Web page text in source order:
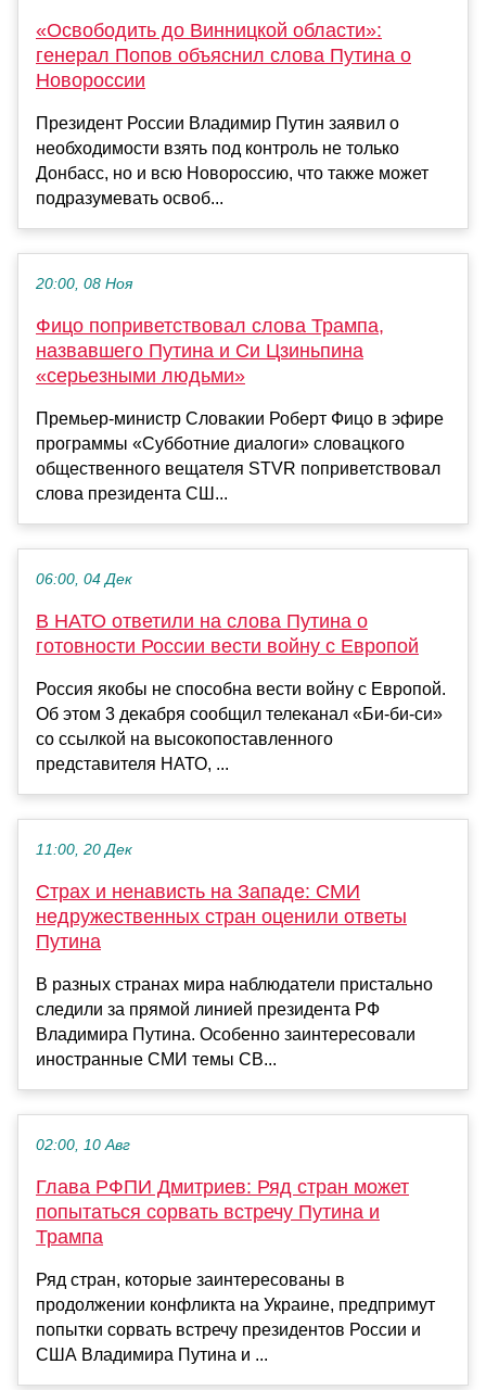
«Освободить до Винницкой области»:
генерал Попов объяснил слова Путина о
Новороссии
Президент России Владимир Путин заявил о
необходимости взять под контроль не только
Донбасс, но и всю Новороссию, что также может
подразумевать освоб...
20:00, 08 Ноя
Фицо поприветствовал слова Трампа,
назвавшего Путина и Си Цзиньпина
«серьезными людьми»
Премьер-министр Словакии Роберт Фицо в эфире
программы «Субботние диалоги» словацкого
общественного вещателя STVR поприветствовал
слова президента СШ...
06:00, 04 Дек
В НАТО ответили на слова Путина о
готовности России вести войну с Европой
Россия якобы не способна вести войну с Европой.
Об этом 3 декабря сообщил телеканал «Би-би-си»
со ссылкой на высокопоставленного
представителя НАТО, ...
11:00, 20 Дек
Страх и ненависть на Западе: СМИ
недружественных стран оценили ответы
Путина
В разных странах мира наблюдатели пристально
следили за прямой линией президента РФ
Владимира Путина. Особенно заинтересовали
иностранные СМИ темы СВ...
02:00, 10 Авг
Глава РФПИ Дмитриев: Ряд стран может
попытаться сорвать встречу Путина и
Трампа
Ряд стран, которые заинтересованы в
продолжении конфликта на Украине, предпримут
попытки сорвать встречу президентов России и
США Владимира Путина и ...